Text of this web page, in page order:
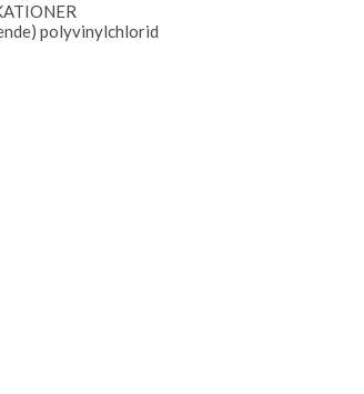
polyvinylchlorid